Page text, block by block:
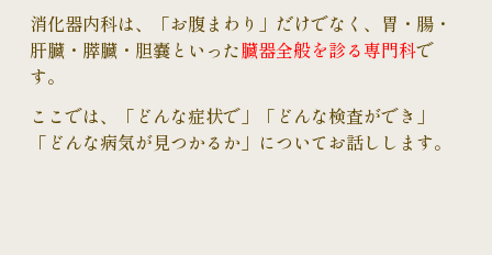
消化器内科は、「お腹まわり」だけでなく、胃・腸・
肝臓・膵臓・胆嚢といった臓器全般を診る専門科で
す。
ここでは、「どんな症状で」「どんな検査ができ」
「どんな病気が見つかるか」についてお話しします。